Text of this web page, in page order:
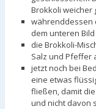
Brokkoli weicher
währenddessen
dem unteren
die Brokkoli-
Salz und Pfeffer
jetzt noch bei
eine etwas
fließen, damit
und nicht davon